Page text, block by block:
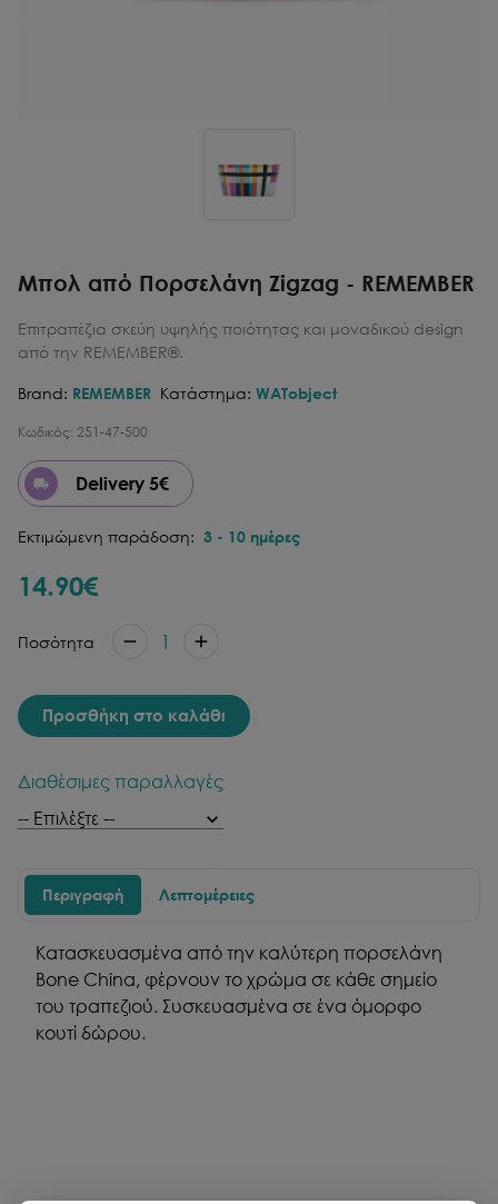
Μπολ από Πορσελάνη Zigzag - REMEMBER
Επιτραπέζια σκεύη υψηλής ποιότητας και μοναδικού design
από την REMEMBER®.
Brand: REMEMBER Κατάστημα: WATobject
Κωδικός: 251-47-500
Delivery 5€
Εκτιμώμενη παράδοση: 3 - 10 ημέρες
14.90€
Ποσότητα 1
Προσθήκη στο καλάθι
Διαθέσιμες παραλλαγές
Περιγραφή Λεπτομέρειες
Κατασκευασμένα από την καλύτερη πορσελάνη
Bone China, φέρνουν το χρώμα σε κάθε σημείο
του τραπεζιού. Συσκευασμένα σε ένα όμορφο
κουτί δώρου.